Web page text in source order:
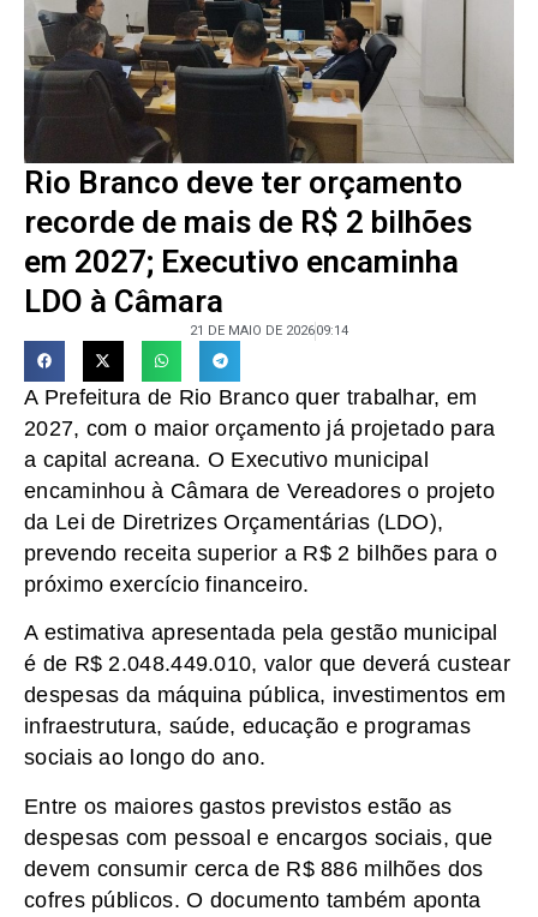
Rio Branco deve ter orçamento
recorde de mais de R$ 2 bilhões
em 2027; Executivo encaminha
LDO à Câmara
21 DE MAIO DE 202609:14
A Prefeitura de Rio Branco quer trabalhar, em
2027, com o maior orçamento já projetado para
a capital acreana. O Executivo municipal
encaminhou à Câmara de Vereadores o projeto
da Lei de Diretrizes Orçamentárias (LDO),
prevendo receita superior a R$ 2 bilhões para o
próximo exercício financeiro.
A estimativa apresentada pela gestão municipal
é de R$ 2.048.449.010, valor que deverá custear
despesas da máquina pública, investimentos em
infraestrutura, saúde, educação e programas
sociais ao longo do ano.
Entre os maiores gastos previstos estão as
despesas com pessoal e encargos sociais, que
devem consumir cerca de R$ 886 milhões dos
cofres públicos. O documento também aponta